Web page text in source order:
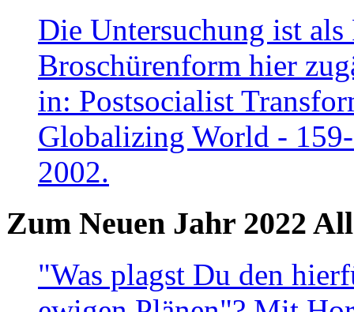
Die Untersuchung ist
Broschürenform hier
in: Postsocialist
Globalizing World -
2002.
Zum Neuen Jahr 2022
"Was plagst Du den